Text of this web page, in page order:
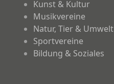
Kunst & Kultur
Musikvereine
Natur, Tier & Umwelt
Sportvereine
Bildung & Soziales